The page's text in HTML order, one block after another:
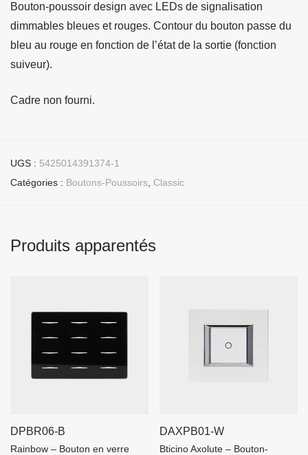
Bouton-poussoir design avec LEDs de signalisation
dimmables bleues et rouges. Contour du bouton passe du
bleu au rouge en fonction de l’état de la sortie (fonction
suiveur).
Cadre non fourni.
UGS : 5425014391374-1
Catégories : Boutons-Poussoirs Classic
Produits apparentés
DPBR06-B
Rainbow – Bouton en verre
DAXPB01-W
Bticino Axolute – Bouton-